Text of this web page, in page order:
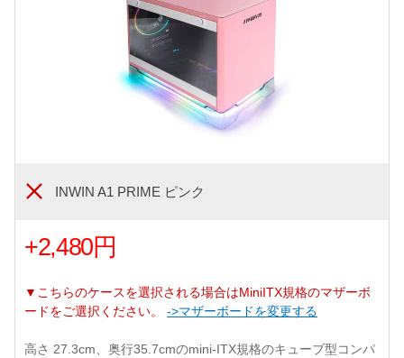
INWIN A1 PRIME ピンク
+2,480円
▼こちらのケースを選択される場合はMiniITX規格のマザーボ
ードをご選択ください。 ->マザーボードを変更する
高さ 27.3cm、奥行35.7cmのmini-ITX規格のキューブ型コンパ